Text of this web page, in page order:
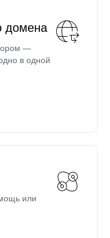
домена
—
в одной
или